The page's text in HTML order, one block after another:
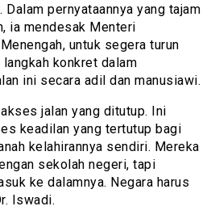
pernyataannya yang tajam
ia mendesak Menteri
untuk segera turun
konkret dalam
ini secara adil dan manusiawi.
jalan yang ditutup. Ini
keadilan yang tertutup bagi
kelahirannya sendiri. Mereka
sekolah negeri, tapi
ke dalamnya. Negara harus
Iswadi.